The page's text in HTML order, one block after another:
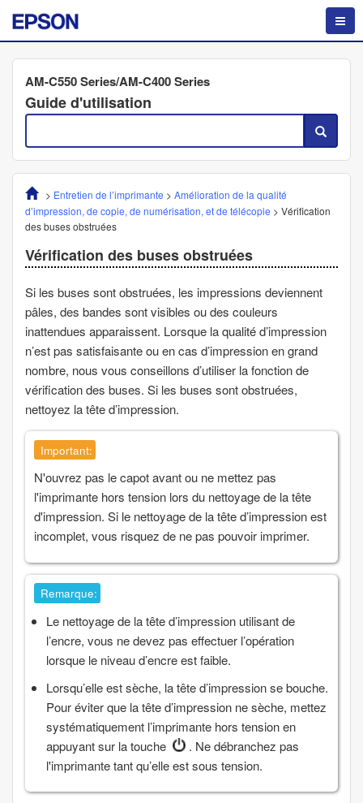
AM-C550 Series/AM-C400 Series
Guide d'utilisation
> Entretien de l’imprimante > Amélioration de la qualité
d’impression, de copie, de numérisation, et de télécopie > Vérification
des buses obstruées
Vérification des buses obstruées
Si les buses sont obstruées, les impressions deviennent
pâles, des bandes sont visibles ou des couleurs
inattendues apparaissent. Lorsque la qualité d’impression
n’est pas satisfaisante ou en cas d’impression en grand
nombre, nous vous conseillons d’utiliser la fonction de
vérification des buses. Si les buses sont obstruées,
nettoyez la tête d’impression.
Important:
N'ouvrez pas le capot avant ou ne mettez pas
l'imprimante hors tension lors du nettoyage de la tête
d'impression. Si le nettoyage de la tête d’impression est
incomplet, vous risquez de ne pas pouvoir imprimer.
Remarque:
Le nettoyage de la tête d’impression utilisant de
l’encre, vous ne devez pas effectuer l’opération
lorsque le niveau d’encre est faible.
Lorsqu’elle est sèche, la tête d’impression se bouche.
Pour éviter que la tête d’impression ne sèche, mettez
systématiquement l’imprimante hors tension en
appuyant sur la touche
. Ne débranchez pas
l'imprimante tant qu’elle est sous tension.